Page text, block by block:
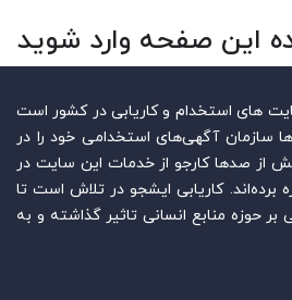
این صفحه وارد شوید
های استخدام و کاریابی در کشور است
سازمان آگهی‌های استخدامی خود را در
از صدها کارجو از خدمات این سایت در
برده‌اند. کاریابی ایشجو در تلاش است تا
حوزه منابع انسانی تاثیر گذاشته و به